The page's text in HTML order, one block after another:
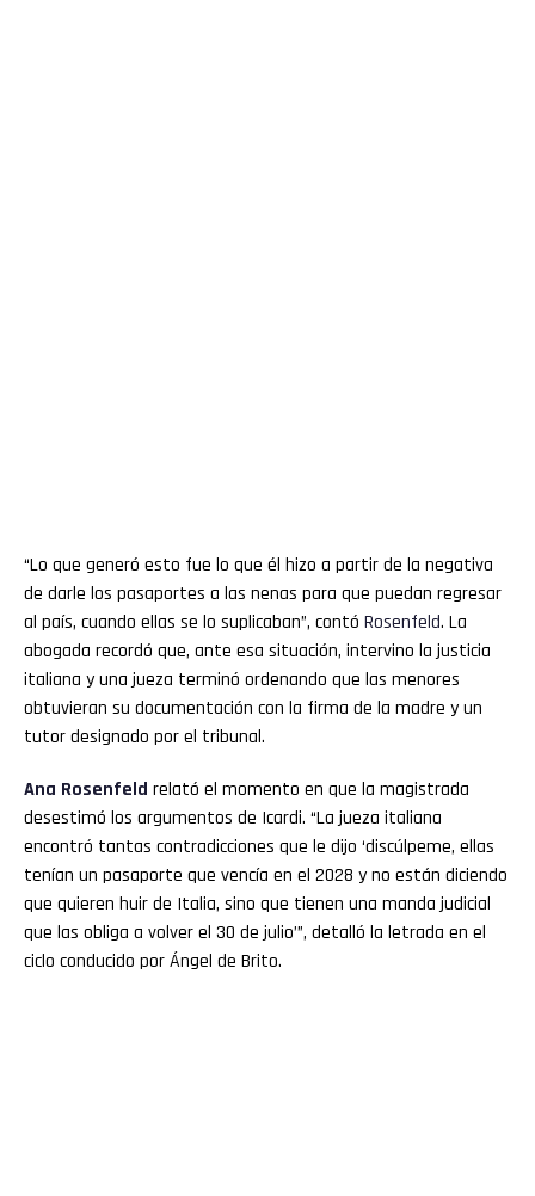
“Lo que generó esto fue lo que él hizo a partir de la negativa
de darle los pasaportes a las nenas para que puedan regresar
al país, cuando ellas se lo suplicaban”, contó Rosenfeld. La
abogada recordó que, ante esa situación, intervino la justicia
italiana y una jueza terminó ordenando que las menores
obtuvieran su documentación con la firma de la madre y un
tutor designado por el tribunal.
Ana Rosenfeld relató el momento en que la magistrada
desestimó los argumentos de Icardi. “La jueza italiana
encontró tantas contradicciones que le dijo ‘discúlpeme, ellas
tenían un pasaporte que vencía en el 2028 y no están diciendo
que quieren huir de Italia, sino que tienen una manda judicial
que las obliga a volver el 30 de julio’”, detalló la letrada en el
ciclo conducido por Ángel de Brito.